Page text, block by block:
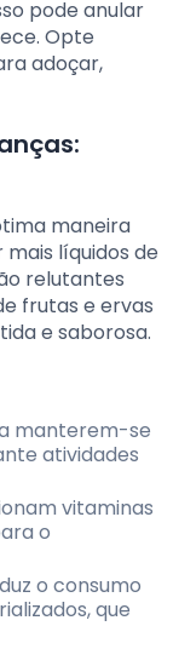
pode anular
Opte
adoçar,
maneira
líquidos de
relutantes
frutas e ervas
e saborosa.
manterem-se
atividades
vitaminas
o
o consumo
que